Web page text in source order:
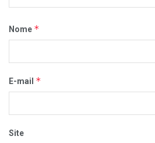
Nome *
E-mail *
Site